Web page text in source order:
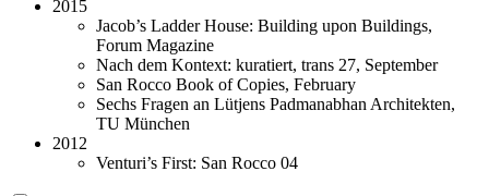
2015
Jacob’s Ladder House: Building upon Buildings,
Forum Magazine
Nach dem Kontext: kuratiert, trans 27, September
San Rocco Book of Copies, February
Sechs Fragen an Lütjens Padmanabhan Architekten,
TU München
2012
Venturi’s First: San Rocco 04